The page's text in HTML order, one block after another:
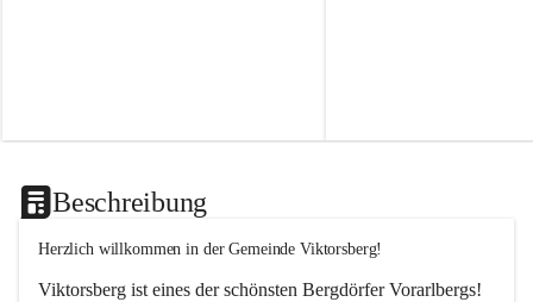
Beschreibung
Herzlich willkommen in der Gemeinde Viktorsberg!
Viktorsberg ist eines der schönsten Bergdörfer Vorarlbergs!